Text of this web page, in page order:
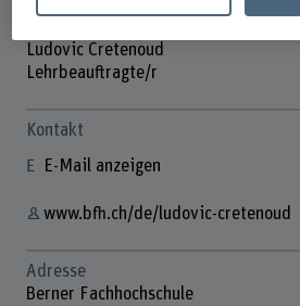
Ludovic Cretenoud
Lehrbeauftragte/r
Kontakt
E-Mail anzeigen
www.bfh.ch/de/ludovic-cretenoud
Adresse
Berner Fachhochschule